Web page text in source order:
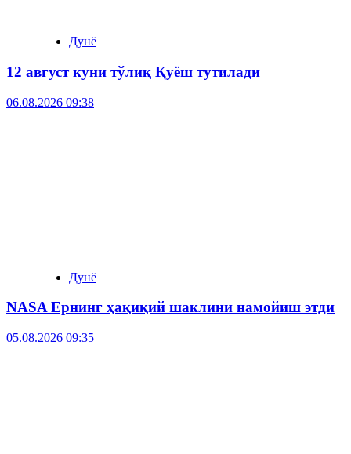
Дунё
12 август куни тўлиқ Қуёш тутилади
06.08.2026 09:38
Дунё
NASA Ернинг ҳақиқий шаклини намойиш этди
05.08.2026 09:35